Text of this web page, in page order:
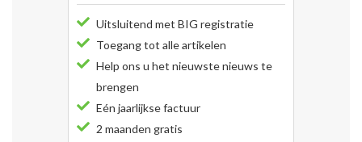
Uitsluitend met BIG registratie
Toegang tot alle artikelen
Help ons u het nieuwste nieuws te
brengen
Eén jaarlijkse factuur
2 maanden gratis